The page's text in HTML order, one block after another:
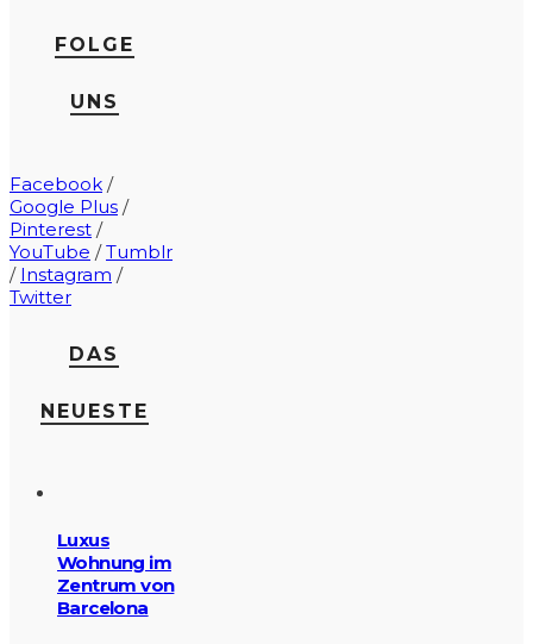
FOLGE
UNS
Facebook /
Google Plus /
Pinterest /
YouTube /Tumblr
/ Instagram /
Twitter
DAS
NEUESTE
Luxus
Wohnung im
Zentrum von
Barcelona